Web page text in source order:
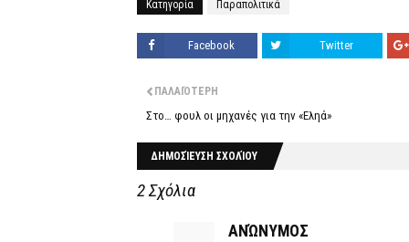
Κατηγορία Παραπολιτικά
Facebook Twitter
ΠΑΛΑΙΌΤΕΡΗ
Στο… φουλ οι μηχανές για την «Εληά»
ΔΗΜΟΣΊΕΥΣΗ ΣΧΟΛΊΟΥ
2 Σχόλια
ΑΝΏΝΥΜΟΣ